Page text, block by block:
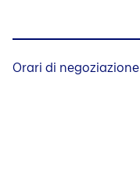
Orari di negoziazione